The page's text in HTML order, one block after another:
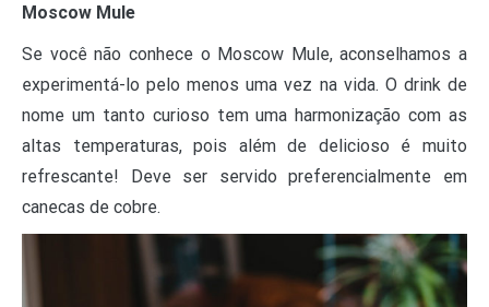
Moscow Mule
Se você não conhece o Moscow Mule, aconselhamos a
experimentá-lo pelo menos uma vez na vida. O drink de
nome um tanto curioso tem uma harmonização com as
altas temperaturas, pois além de delicioso é muito
refrescante! Deve ser servido preferencialmente em
canecas de cobre.